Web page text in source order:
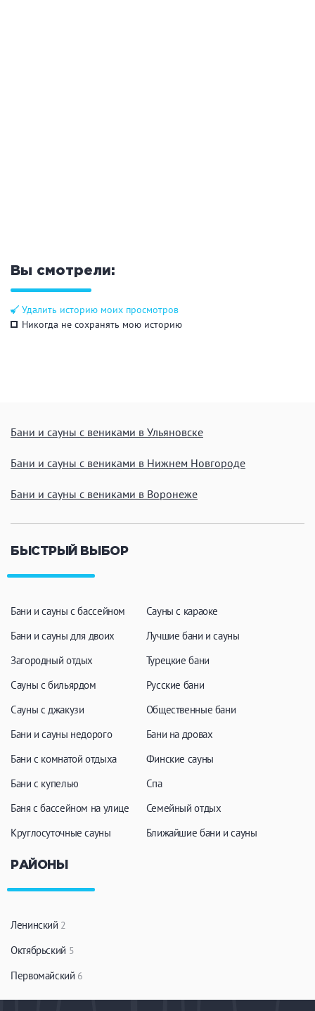
Вы смотрели:
Удалить историю моих просмотров
Никогда не сохранять мою историю
Бани и сауны с вениками в Ульяновске
Бани и сауны с вениками в Нижнем Новгороде
Бани и сауны с вениками в Воронеже
БЫСТРЫЙ ВЫБОР
Бани и сауны с бассейном
Бани и сауны для двоих
Загородный отдых
Сауны с бильярдом
Сауны с джакузи
Бани и сауны недорого
Бани с комнатой отдыха
Бани с купелью
Баня с бассейном на улице
Круглосуточные сауны
Сауны с караоке
Лучшие бани и сауны
Турецкие бани
Русские бани
Общественные бани
Бани на дровах
Финские сауны
Спа
Семейный отдых
Ближайшие бани и сауны
РАЙОНЫ
Ленинский 2
Октябрьский 5
Первомайский 6